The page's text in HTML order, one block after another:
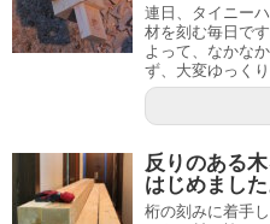
連日、タイニー
材を刻む毎日で
よって、なかな
ず、大変ゆっく
反りのある
はじめました
桁の刻みに着手